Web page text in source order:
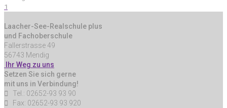
1
Laacher-See-Realschule plus
und Fachoberschule
Fallerstrasse 49
56743 Mendig
Ihr Weg zu uns
Setzen Sie sich gerne
mit uns in Verbindung!
Tel.: 02652-93 93 90
Fax: 02652-93 93 920